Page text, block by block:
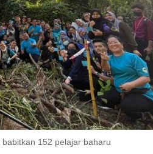
152 pelajar baharu